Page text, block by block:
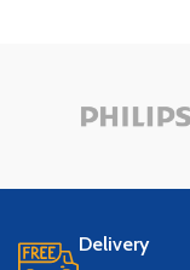
Delivery